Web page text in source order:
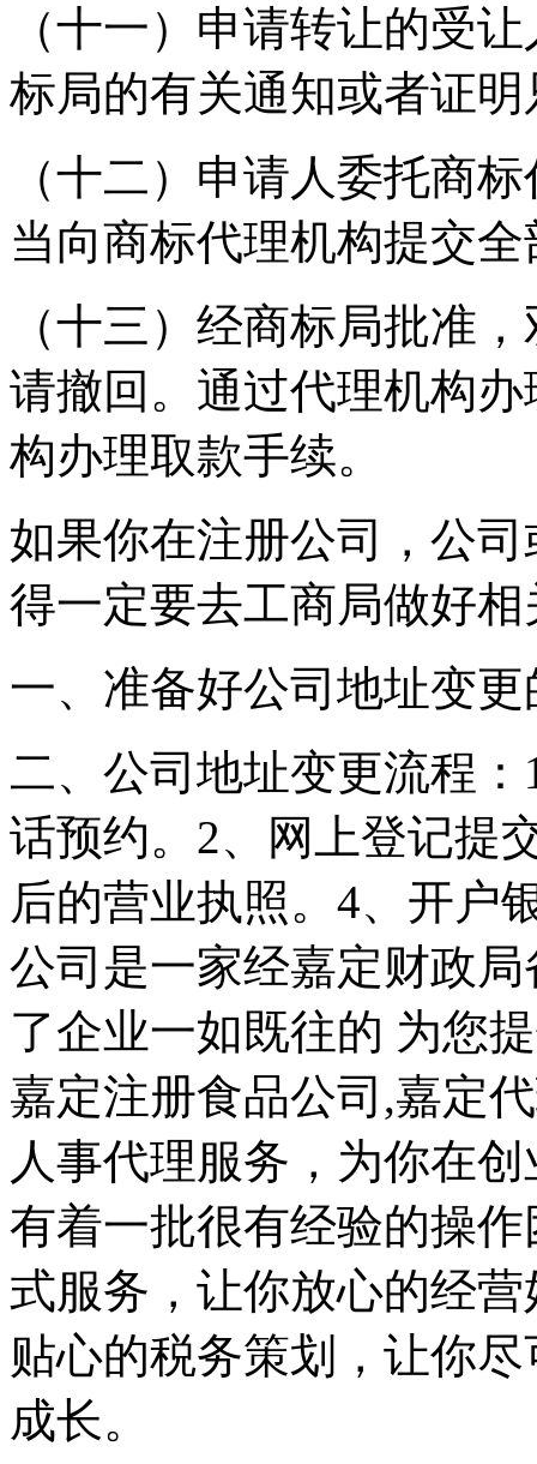
（十一）申请转让的受
标局的有关通知或者证
（十二）申请人委托商
当向商标代理机构提交
（十三）经商标局批准
请撤回。通过代理机构
构办理取款手续。
如果你在注册公司，公
得一定要去工商局做好
一、准备好公司地址变
二、公司地址变更流程
话预约。2、网上登记提
后的营业执照。4、开户
公司是一家经嘉定财政
了企业一如既往的 为您
嘉定注册食品公司,嘉定
人事代理服务，为你在
有着一批很有经验的操
式服务，让你放心的经
贴心的税务策划，让你
成长。